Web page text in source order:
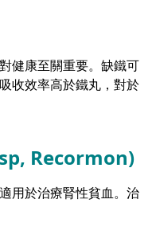
健康至關重要。缺鐵可
收效率高於鐵丸，對於
Recormon)
用於治療腎性貧血。治